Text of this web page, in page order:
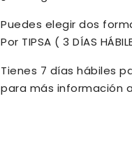
Puedes elegir dos
Por TIPSA ( 3 DÍAS
Tienes 7 días hábiles
para más información